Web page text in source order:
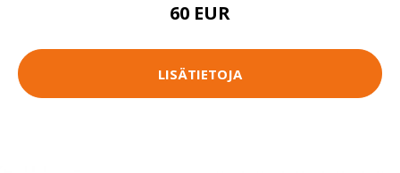
60 EUR
LISÄTIETOJA